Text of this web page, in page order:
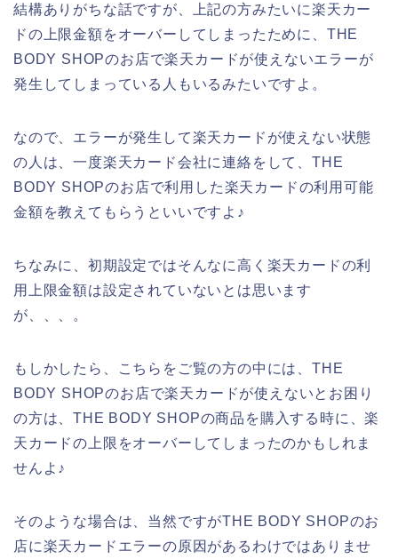
結構ありがちな話ですが、上記の方みたいに楽天カー
ドの上限金額をオーバーしてしまったために、THE
BODY SHOPのお店で楽天カードが使えないエラーが
発生してしまっている人もいるみたいですよ。
なので、エラーが発生して楽天カードが使えない状態
の人は、一度楽天カード会社に連絡をして、THE
BODY SHOPのお店で利用した楽天カードの利用可能
金額を教えてもらうといいですよ♪
ちなみに、初期設定ではそんなに高く楽天カードの利
用上限金額は設定されていないとは思います
が、、、。
もしかしたら、こちらをご覧の方の中には、THE
BODY SHOPのお店で楽天カードが使えないとお困り
の方は、THE BODY SHOPの商品を購入する時に、楽
天カードの上限をオーバーしてしまったのかもしれま
せんよ♪
そのような場合は、当然ですがTHE BODY SHOPのお
店に楽天カードエラーの原因があるわけではありませ